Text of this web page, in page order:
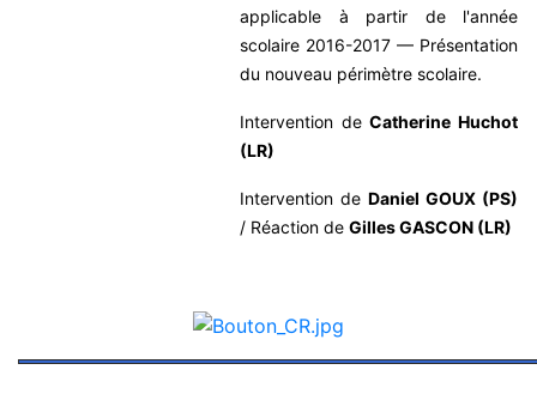
applicable à partir de l'année
scolaire 2016-2017 — Présentation
du nouveau périmètre scolaire.
Intervention deCatherine Huchot
(LR)
Intervention de Daniel GOUX (PS)
/ Réaction de Gilles GASCON (LR)